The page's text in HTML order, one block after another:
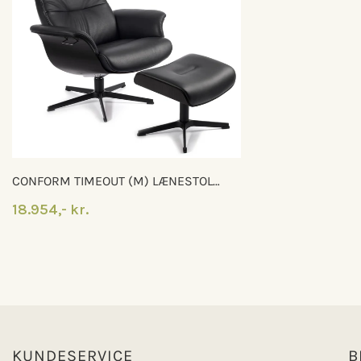
CONFORM TIMEOUT (M) LÆNESTOL
18.954,- kr.
KUNDESERVICE